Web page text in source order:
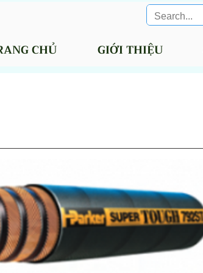
CHỦ GIỚI THIỆU